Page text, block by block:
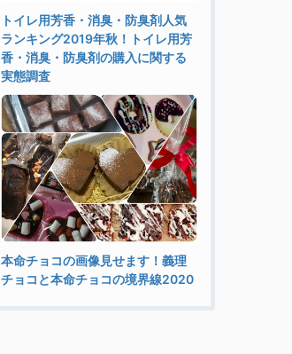
トイレ用芳香・消臭・防臭剤人気
ランキング2019年秋！トイレ用芳
香・消臭・防臭剤の購入に関する
実態調査
本命チョコの画像見せます！義理
チョコと本命チョコの境界線2020